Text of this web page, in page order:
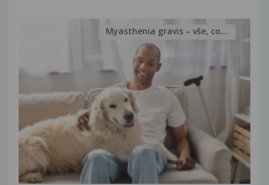
Myasthenia gravis – vše, co...